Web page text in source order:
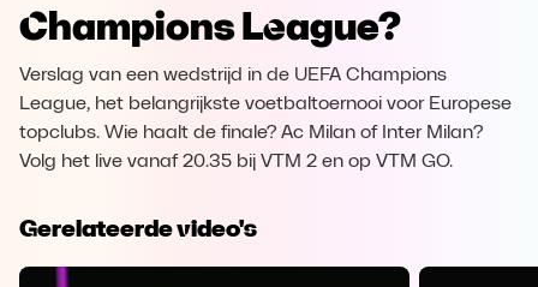
Opera Download
Champions League?
Verslag van een wedstrijd in de UEFA Champions
League, het belangrijkste voetbaltoernooi voor Europese
topclubs. Wie haalt de finale? Ac Milan of Inter Milan?
Volg het live vanaf 20.35 bij VTM 2 en op VTM GO.
Gerelateerde video's